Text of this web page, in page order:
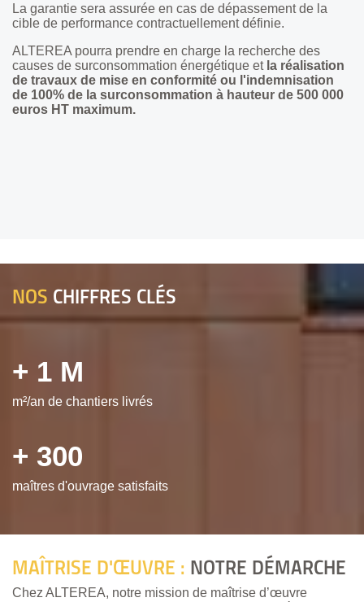
La garantie sera assurée en cas de dépassement de la
cible de performance contractuellement définie.
ALTEREA pourra prendre en charge la recherche des
causes de surconsommation énergétique et la réalisation
de travaux de mise en conformité ou l'indemnisation
de 100% de la surconsommation à hauteur de 500 000
euros HT maximum.
NOS CHIFFRES CLÉS
+ 1 M
m²/an de chantiers livrés
+ 300
maîtres d'ouvrage satisfaits
MAÎTRISE D'ŒUVRE : NOTRE DÉMARCHE
Chez ALTEREA, notre mission de maîtrise d’œuvre